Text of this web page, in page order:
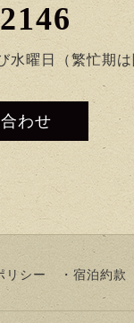
水曜日（繁忙期は
わせ
リシー 宿泊約款